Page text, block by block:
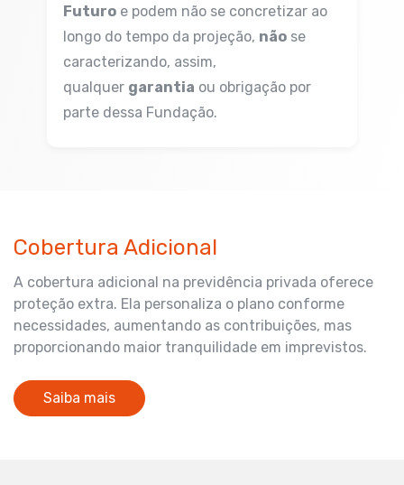
Futuro e podem não se concretizar ao
longo do tempo da projeção, não se
caracterizando, assim,
qualquer garantia ou obrigação por
parte dessa Fundação.
Cobertura Adicional
A cobertura adicional na previdência privada oferece
proteção extra. Ela personaliza o plano conforme
necessidades, aumentando as contribuições, mas
proporcionando maior tranquilidade em imprevistos.
Saiba mais